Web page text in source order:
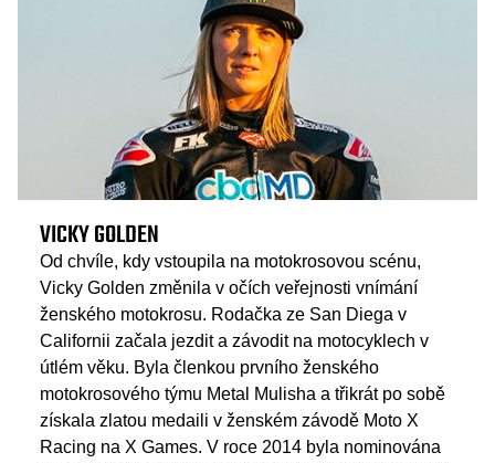
VICKY GOLDEN
Od chvíle, kdy vstoupila na motokrosovou scénu,
Vicky Golden změnila v očích veřejnosti vnímání
ženského motokrosu. Rodačka ze San Diega v
Californii začala jezdit a závodit na motocyklech v
útlém věku. Byla členkou prvního ženského
motokrosového týmu Metal Mulisha a třikrát po sobě
získala zlatou medaili v ženském závodě Moto X
Racing na X Games. V roce 2014 byla nominována